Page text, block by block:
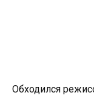
Обходился